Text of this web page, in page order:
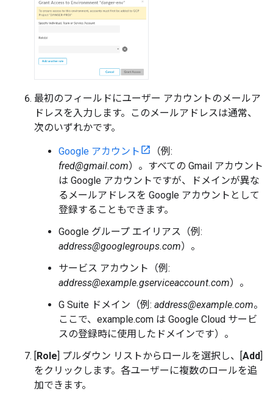
最初のフィールドにユーザー アカウントのメールア
ドレスを入力します。このメールアドレスは通常、
次のいずれかです。
Google アカウント
（例:
fred@gmail.com）。すべての Gmail アカウント
は Google アカウントですが、ドメインが異な
るメールアドレスを Google アカウントとして
登録することもできます。
Google グループ エイリアス（例:
address@googlegroups.com）。
サービス アカウント（例:
address@example.gserviceaccount.com）。
G Suite ドメイン（例: address@example.com。
ここで、example.com は Google Cloud サービ
スの登録時に使用したドメインです）。
[Role] プルダウン リストからロールを選択し、[Add]
をクリックします。各ユーザーに複数のロールを追
加できます。